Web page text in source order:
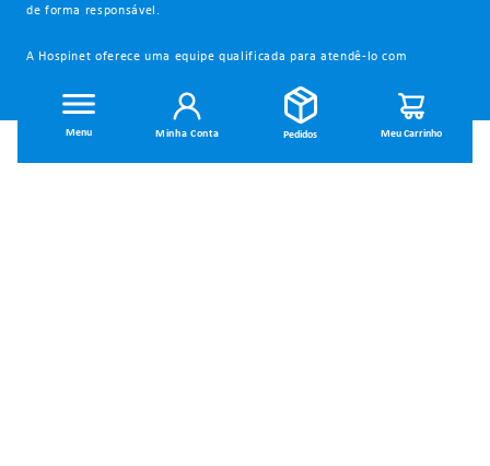
Minha Conta
de forma responsável.
A Hospinet oferece uma equipe qualificada para atendê-lo com